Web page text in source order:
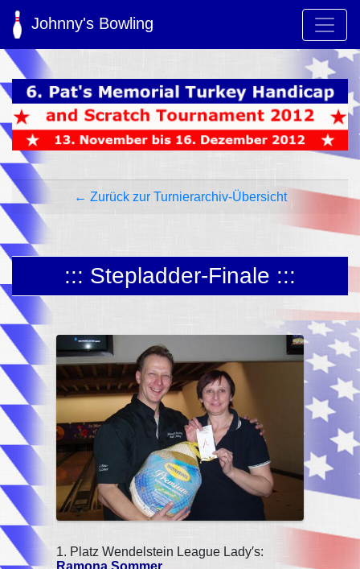
Johnny's Bowling
← Zurück zur Turnierarchiv-Übersicht
::: Stepladder-Finale :::
1. Platz Wendelstein League Lady′s:
Ramona Sommer